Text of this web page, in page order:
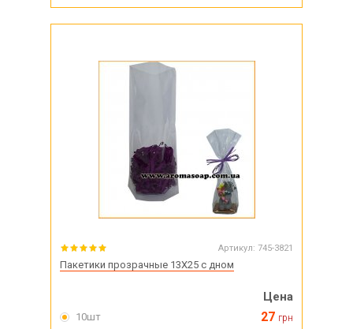
Артикул: 745-3821
Пакетики прозрачные 13X25 с дном
Цена
10шт 27 грн